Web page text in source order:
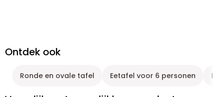
Ontdek ook
Ronde en ovale tafel Eetafel voor 6 personen